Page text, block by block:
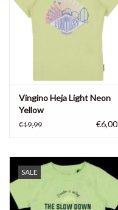
Vingino Heja Light Neon
Yellow
€19,99 €6,00
SALE